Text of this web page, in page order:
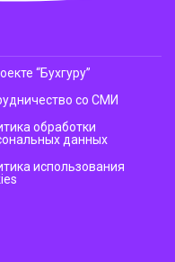
“Бухгуру”
со СМИ
обработки
данных
использования